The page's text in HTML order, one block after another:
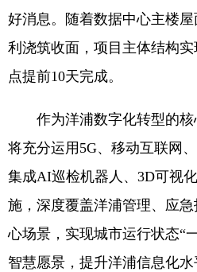
好消息。随着数据中心主楼
利浇筑收面，项目主体结构
点提前10天完成。
作为洋浦数字化转型的核
将充分运用5G、移动互联网
集成AI巡检机器人、3D可视
施，深度覆盖洋浦管理、应
心场景，实现城市运行状态“
智慧愿景，提升洋浦信息化